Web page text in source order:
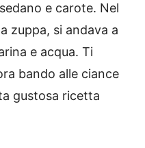
e carote. Nel
zuppa, si andava a
e acqua. Ti
bando alle ciance
gustosa ricetta